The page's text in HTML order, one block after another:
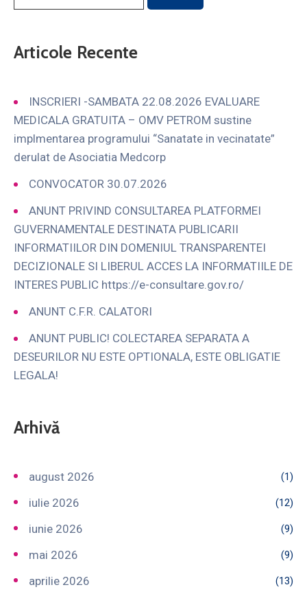
Articole Recente
INSCRIERI -SAMBATA 22.08.2026 EVALUARE
MEDICALA GRATUITA – OMV PETROM sustine
implmentarea programului “Sanatate in vecinatate”
derulat de Asociatia Medcorp
CONVOCATOR 30.07.2026
ANUNT PRIVIND CONSULTAREA PLATFORMEI
GUVERNAMENTALE DESTINATA PUBLICARII
INFORMATIILOR DIN DOMENIUL TRANSPARENTEI
DECIZIONALE SI LIBERUL ACCES LA INFORMATIILE DE
INTERES PUBLIC https://e-consultare.gov.ro/
ANUNT C.F.R. CALATORI
ANUNT PUBLIC! COLECTAREA SEPARATA A
DESEURILOR NU ESTE OPTIONALA, ESTE OBLIGATIE
LEGALA!
Arhivă
august 2026 (1)
iulie 2026 (12)
iunie 2026 (9)
mai 2026 (9)
aprilie 2026 (13)